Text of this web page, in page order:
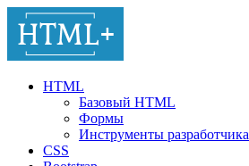
HTML
Базовый HTML
Формы
Инструменты разработчика
CSS